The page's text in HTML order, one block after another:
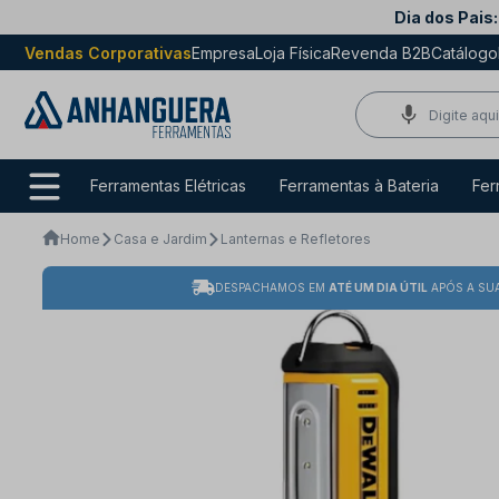
Dia dos Pais:
Vendas CorporativasEmpresaLoja FísicaRevenda B2BCatálogo
Ferramentas Elétricas Ferramentas à Bateria
Home Casa e Jardim Lanternas e Refletores
DESPACHAMOS EM ATÉ UM DIA ÚTIL APÓS A